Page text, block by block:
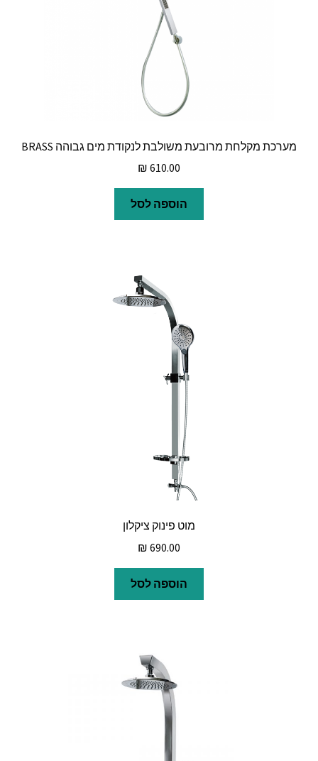
מערכת מקלחת מרובעת משולבת לנקודת מים גבוהה BRASS
₪ 610.00
הוספה לסל
מוט פינוק ציקלון
₪ 690.00
הוספה לסל